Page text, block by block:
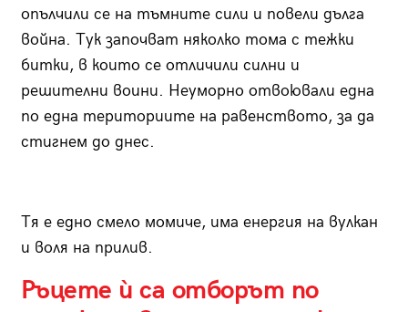
опълчили се на тъмните сили и повели дълга
война. Тук започват няколко тома с тежки
битки, в които се отличили силни и
решителни воини. Неуморно отвоювали една
по една териториите на равенството, за да
стигнем до днес.
Тя е едно смело момиче, има енергия на вулкан
и воля на прилив.
Ръцете ѝ са отборът по